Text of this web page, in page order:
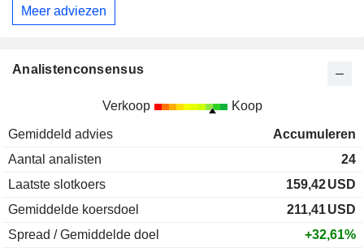
Meer adviezen
Analistenconsensus
Verkoop Koop
Gemiddeld advies
Accumuleren
Aantal analisten
24
Laatste slotkoers
159,42USD
Gemiddelde koersdoel
211,41USD
Spread / Gemiddelde doel
+32,61%